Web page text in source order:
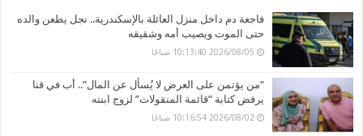
فاجعة دم داخل منزل العائلة بالإسكندرية.. نجل يطعن والده
حتى الموت ويصيب أمه وشقيقه
2026/08/05 10:13:40 صباحًا
“من يؤتمن على العرض لا يُسأل عن المال”.. أب في قنا
يرفض كتابة “قائمة المنقولات” لزوج ابنته
2026/08/02 10:16:54 صباحًا